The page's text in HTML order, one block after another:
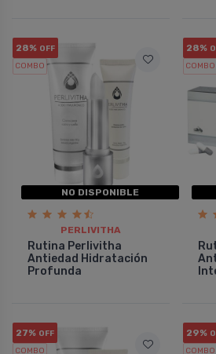
28% OFF
COMBO
NO DISPONIBLE
PERLIVITHA
Rutina Perlivitha
Antiedad Hidratación
Profunda
28%
COMBO
27% OFF
COMBO
29%
COMBO